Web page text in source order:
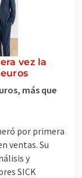
vez la
más que
por primera
ventas. Su
y
SICK